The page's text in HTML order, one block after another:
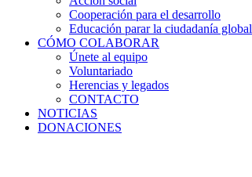
Cooperación para el desarrollo
Educación parar la ciudadanía global
CÓMO COLABORAR
Únete al equipo
Voluntariado
Herencias y legados
CONTACTO
NOTICIAS
DONACIONES